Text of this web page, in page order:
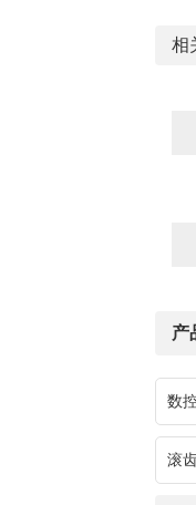
相
产
数
滚